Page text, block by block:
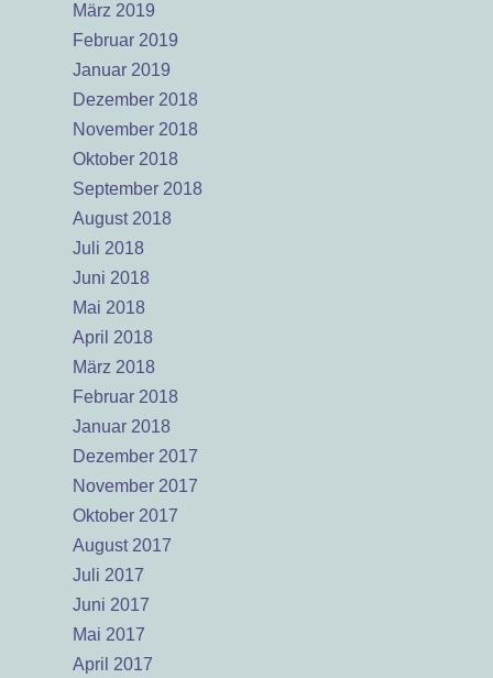
März 2019
Februar 2019
Januar 2019
Dezember 2018
November 2018
Oktober 2018
September 2018
August 2018
Juli 2018
Juni 2018
Mai 2018
April 2018
März 2018
Februar 2018
Januar 2018
Dezember 2017
November 2017
Oktober 2017
August 2017
Juli 2017
Juni 2017
Mai 2017
April 2017